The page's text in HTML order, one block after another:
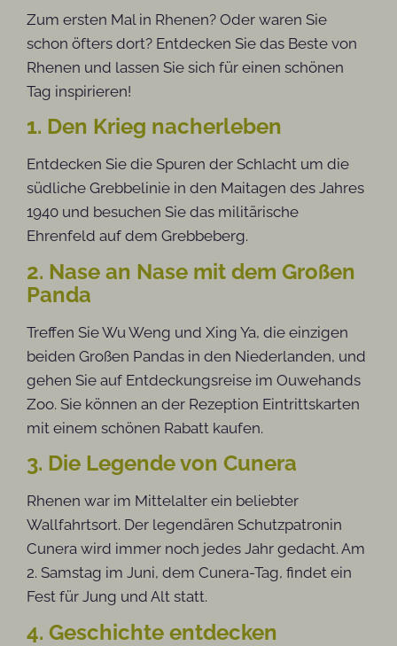
Zum ersten Mal in Rhenen? Oder waren Sie
schon öfters dort? Entdecken Sie das Beste von
Rhenen und lassen Sie sich für einen schönen
Tag inspirieren!
1. Den Krieg nacherleben
Entdecken Sie die Spuren der Schlacht um die
südliche Grebbelinie in den Maitagen des Jahres
1940 und besuchen Sie das militärische
Ehrenfeld auf dem Grebbeberg.
2. Nase an Nase mit dem Großen
Panda
Treffen Sie Wu Weng und Xing Ya, die einzigen
beiden Großen Pandas in den Niederlanden, und
gehen Sie auf Entdeckungsreise im Ouwehands
Zoo. Sie können an der Rezeption Eintrittskarten
mit einem schönen Rabatt kaufen.
3. Die Legende von Cunera
Rhenen war im Mittelalter ein beliebter
Wallfahrtsort. Der legendären Schutzpatronin
Cunera wird immer noch jedes Jahr gedacht. Am
2. Samstag im Juni, dem Cunera-Tag, findet ein
Fest für Jung und Alt statt.
4. Geschichte entdecken